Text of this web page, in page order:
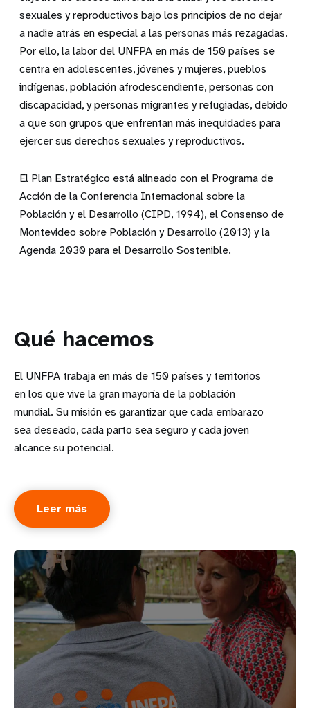
sexuales y reproductivos bajo los principios de no dejar
a nadie atrás en especial a las personas más rezagadas.
Por ello, la labor del UNFPA en más de 150 países se
centra en adolescentes, jóvenes y mujeres, pueblos
indígenas, población afrodescendiente, personas con
discapacidad, y personas migrantes y refugiadas, debido
a que son grupos que enfrentan más inequidades para
ejercer sus derechos sexuales y reproductivos.
El Plan Estratégico está alineado con el Programa de
Acción de la Conferencia Internacional sobre la
Población y el Desarrollo (CIPD, 1994), el Consenso de
Montevideo sobre Población y Desarrollo (2013) y la
Agenda 2030 para el Desarrollo Sostenible.
Qué hacemos
El UNFPA trabaja en más de 150 países y territorios
en los que vive la gran mayoría de la población
mundial. Su misión es garantizar que cada embarazo
sea deseado, cada parto sea seguro y cada joven
alcance su potencial.
Leer más